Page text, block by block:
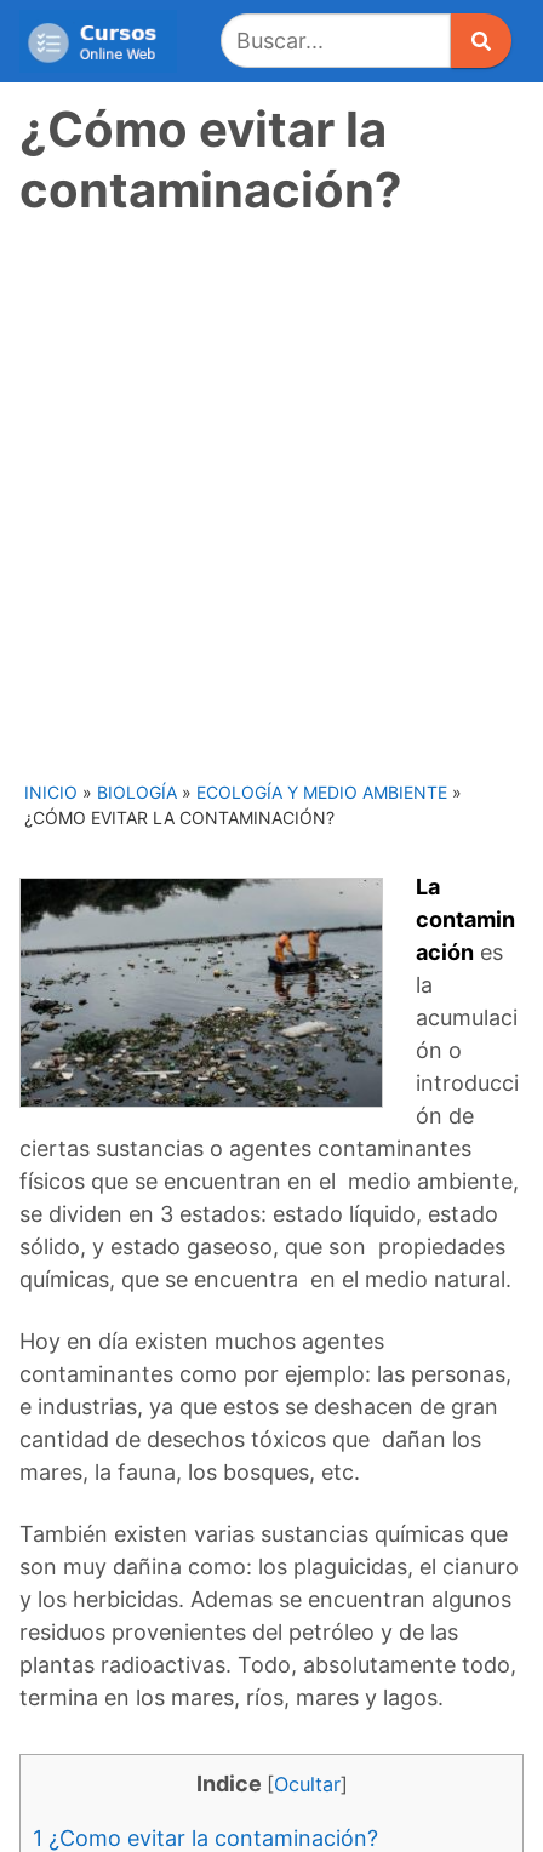
¿Cómo evitar la
contaminación?
INICIO » BIOLOGÍA » ECOLOGÍA Y MEDIO AMBIENTE »
¿CÓMO EVITAR LA CONTAMINACIÓN?
La
contamin
ación es
la
acumulaci
ón o
introducci
ón de
ciertas sustancias o agentes contaminantes
físicos que se encuentran en el medio ambiente,
se dividen en 3 estados: estado líquido, estado
sólido, y estado gaseoso, que son propiedades
químicas, que se encuentra en el medio natural.
Hoy en día existen muchos agentes
contaminantes como por ejemplo: las personas,
e industrias, ya que estos se deshacen de gran
cantidad de desechos tóxicos que dañan los
mares, la fauna, los bosques, etc.
También existen varias sustancias químicas que
son muy dañina como: los plaguicidas, el cianuro
y los herbicidas. Ademas se encuentran algunos
residuos provenientes del petróleo y de las
plantas radioactivas. Todo, absolutamente todo,
termina en los mares, ríos, mares y lagos.
Indice [Ocultar]
1 ¿Como evitar la contaminación?